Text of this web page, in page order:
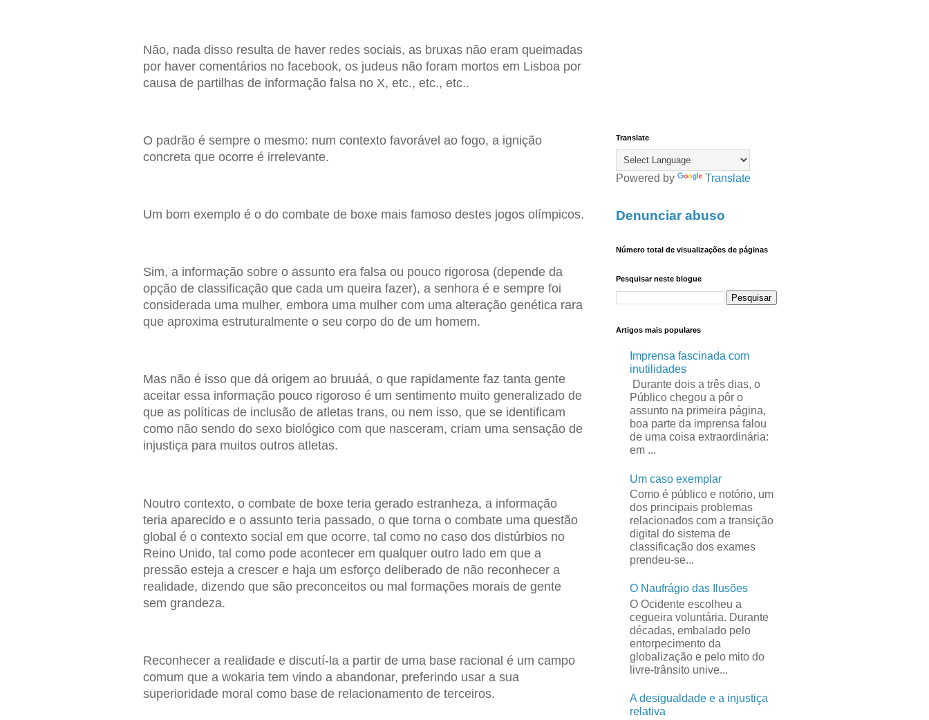
Não, nada disso resulta de haver redes sociais, as bruxas não eram queimadas
por haver comentários no facebook, os judeus não foram mortos em Lisboa por
causa de partilhas de informação falsa no X, etc., etc., etc..
O padrão é sempre o mesmo: num contexto favorável ao fogo, a ignição
concreta que ocorre é irrelevante.
Um bom exemplo é o do combate de boxe mais famoso destes jogos olímpicos.
Sim, a informação sobre o assunto era falsa ou pouco rigorosa (depende da
opção de classificação que cada um queira fazer), a senhora é e sempre foi
considerada uma mulher, embora uma mulher com uma alteração genética rara
que aproxima estruturalmente o seu corpo do de um homem.
Mas não é isso que dá origem ao bruuáá, o que rapidamente faz tanta gente
aceitar essa informação pouco rigoroso é um sentimento muito generalizado de
que as políticas de inclusão de atletas trans, ou nem isso, que se identificam
como não sendo do sexo biológico com que nasceram, criam uma sensação de
injustiça para muitos outros atletas.
Noutro contexto, o combate de boxe teria gerado estranheza, a informação
teria aparecido e o assunto teria passado, o que torna o combate uma questão
global é o contexto social em que ocorre, tal como no caso dos distúrbios no
Reino Unido, tal como pode acontecer em qualquer outro lado em que a
pressão esteja a crescer e haja um esforço deliberado de não reconhecer a
realidade, dizendo que são preconceitos ou mal formações morais de gente
sem grandeza.
Reconhecer a realidade e discutí-la a partir de uma base racional é um campo
comum que a wokaria tem vindo a abandonar, preferindo usar a sua
superioridade moral como base de relacionamento de terceiros.
Translate
Powered by Translate
Denunciar abuso
Número total de visualizações de páginas
Pesquisar neste blogue
Artigos mais populares
Imprensa fascinada com
inutilidades
Durante dois a três dias, o
Público chegou a pôr o
assunto na primeira página,
boa parte da imprensa falou
de uma coisa extraordinária:
em ...
Um caso exemplar
Como é público e notório, um
dos principais problemas
relacionados com a transição
digital do sistema de
classificação dos exames
prendeu-se...
O Naufrágio das Ilusões
O Ocidente escolheu a
cegueira voluntária. Durante
décadas, embalado pelo
entorpecimento da
globalização e pelo mito do
livre-trânsito unive...
A desigualdade e a injustiça
relativa